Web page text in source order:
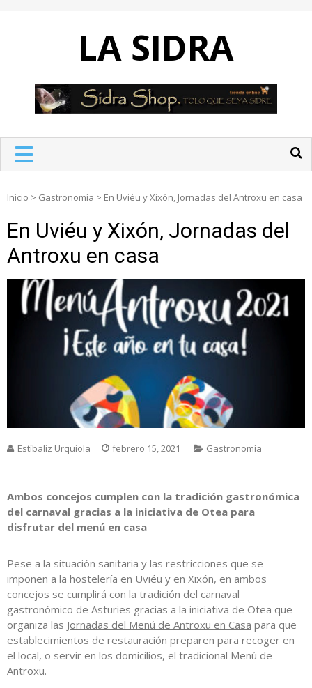
LA SIDRA
Inicio > Gastronomía > En Uviéu y Xixón, Jornadas del Antroxu en casa
En Uviéu y Xixón, Jornadas del
Antroxu en casa
Estíbaliz Urquiola febrero 15, 2021 Gastronomía
Ambos concejos cumplen con la tradición gastronómica
del carnaval gracias a la iniciativa de Otea para
disfrutar del menú en casa
Pese a la situación sanitaria y las restricciones que se
imponen a la hostelería en Uviéu y en Xixón, en ambos
concejos se cumplirá con la tradición del carnaval
gastronómico de Asturies gracias a la iniciativa de Otea que
organiza las Jornadas del Menú de Antroxu en Casa para que
establecimientos de restauración preparen para recoger en
el local, o servir en los domicilios, el tradicional Menú de
Antroxu.